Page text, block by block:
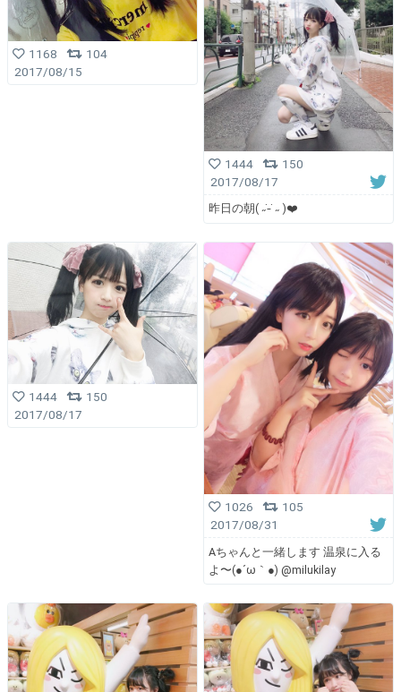
1168
104
2017/08/15
1444
150
2017/08/17
昨日の朝( ˶ ̇ ̵ ̇˶ )❤️
1444
150
2017/08/17
1026
105
2017/08/31
Aちゃんと一緒します 温泉に入る
よ〜(●´ω｀●) @milukilay